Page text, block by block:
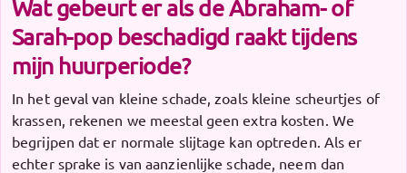
Wat gebeurt er als de Abraham- of
Sarah-pop beschadigd raakt tijdens
mijn huurperiode?
In het geval van kleine schade, zoals kleine scheurtjes of
krassen, rekenen we meestal geen extra kosten. We
begrijpen dat er normale slijtage kan optreden. Als er
echter sprake is van aanzienlijke schade, neem dan